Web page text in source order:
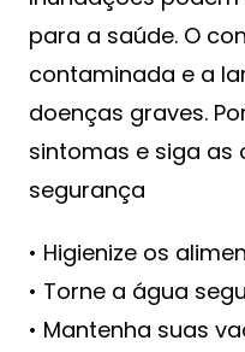
para a saúde. O
contaminada e a
doenças graves.
sintomas e siga as
segurança
• Higienize os
• Torne a água
• Mantenha suas